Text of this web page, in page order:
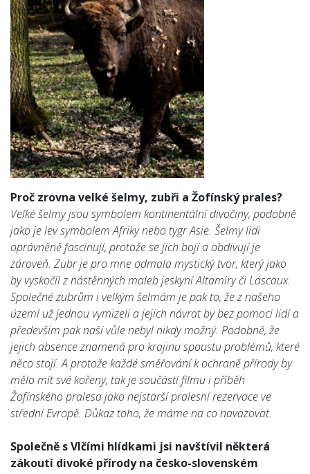
Proč zrovna velké šelmy, zubři a Žofínský prales?
Velké šelmy jsou symbolem kontinentální divočiny, podobně
jako je lev symbolem Afriky nebo tygr Asie. Šelmy lidi
oprávněně fascinují, protože se jich bojí a obdivují je
zároveň. Zubr je pro mne odmala mystický tvor, který jako
by vyskočil z nástěnných maleb jeskyní Altamiry či Lascaux.
Společné zubrům i velkým šelmám je pak to, že z našeho
území už jednou vymizeli a jejich návrat by bez pomoci lidí a
především pak naší vůle nebyl nikdy možný. Podobně, že
jejich absence znamená pro krajinu spoustu problémů, které
něco stojí. A protože každé směřování k ochraně přírody by
mělo mít své kořeny, tak je součástí filmu i příběh
Žofínského pralesa jako nejstarší pralesní rezervace ve
střední Evropě. Důkaz toho, že máme na co navazovat.
Společně s Vlčími hlídkami jsi navštívil některá
zákoutí divoké přírody na česko-slovenském